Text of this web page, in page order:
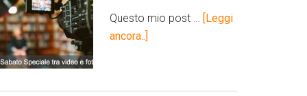
Questo mio post …
[Leggi
ancora..]